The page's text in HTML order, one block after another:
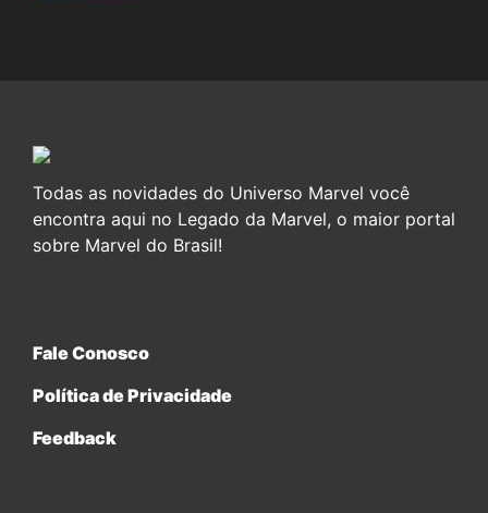
Todas as novidades do Universo Marvel você
encontra aqui no Legado da Marvel, o maior portal
sobre Marvel do Brasil!
Fale Conosco
Política de Privacidade
Feedback